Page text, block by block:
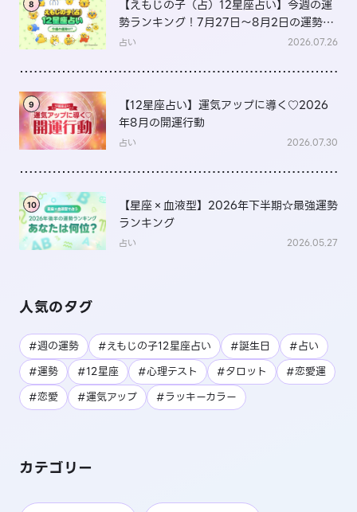
8
【えもじの子（占）12星座占い】今週の運
勢ランキング！7月27日～8月2日の運勢
は？
占い 2026.07.26
9
【12星座占い】運気アップに導く♡2026
年8月の開運行動
占い 2026.07.30
10
【星座×血液型】2026年下半期☆最強運勢
ランキング
占い 2026.05.27
人気のタグ
#週の運勢 #えもじの子12星座占い #誕生日
#占い
#運勢
#12星座 #心理テスト #タロット
#恋愛運
#恋愛
#運気アップ #ラッキーカラー
カテゴリー